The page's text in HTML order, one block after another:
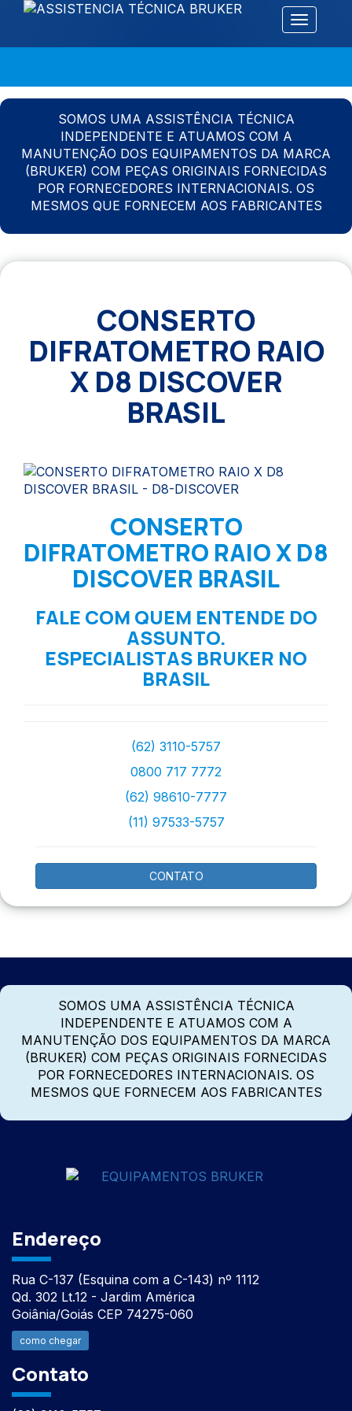
Alternar
SOMOS UMA ASSISTÊNCIA TÉCNICA
INDEPENDENTE E ATUAMOS COM A
MANUTENÇÃO DOS EQUIPAMENTOS DA MARCA
(BRUKER) COM PEÇAS ORIGINAIS FORNECIDAS
POR FORNECEDORES INTERNACIONAIS. OS
MESMOS QUE FORNECEM AOS FABRICANTES
CONSERTO
DIFRATOMETRO RAIO
X D8 DISCOVER
BRASIL
CONSERTO
DIFRATOMETRO RAIO X D8
DISCOVER BRASIL
FALE COM QUEM ENTENDE DO
ASSUNTO.
ESPECIALISTAS BRUKER NO
BRASIL
(62) 3110-5757
0800 717 7772
(62) 98610-7777
(11) 97533-5757
CONTATO
SOMOS UMA ASSISTÊNCIA TÉCNICA
INDEPENDENTE E ATUAMOS COM A
MANUTENÇÃO DOS EQUIPAMENTOS DA MARCA
(BRUKER) COM PEÇAS ORIGINAIS FORNECIDAS
POR FORNECEDORES INTERNACIONAIS. OS
MESMOS QUE FORNECEM AOS FABRICANTES
Endereço
Rua C-137 (Esquina com a C-143) nº 1112
Qd. 302 Lt.12 - Jardim América
Goiânia/Goiás CEP 74275-060
como chegar
Contato